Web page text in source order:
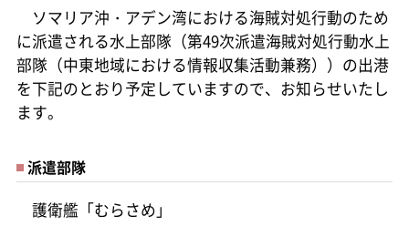
ソマリア沖・アデン湾における海賊対処行動のため
に派遣される水上部隊（第49次派遣海賊対処行動水上
部隊（中東地域における情報収集活動兼務））の出港
を下記のとおり予定していますので、お知らせいたし
ます。
派遣部隊
護衛艦「むらさめ」